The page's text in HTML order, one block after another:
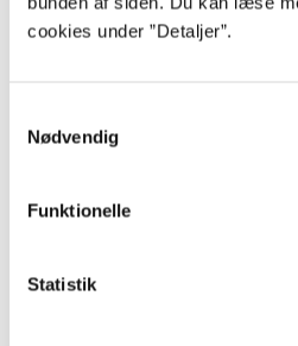
cookies under ”Detaljer”.
Nødvendig
Funktionelle
Statistik
...
...